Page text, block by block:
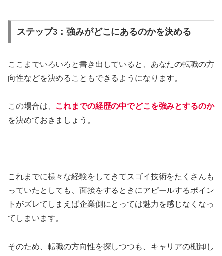
ステップ3：強みがどこにあるのかを決める
ここまでいろいろと書き出していると、あなたの転職の方
向性などを決めることもできるようになります。
この場合は、 これまでの経歴の中でどこを強みとするのか
を決めておきましょう。
これまでに様々な経験をしてきてスゴイ技術をたくさんも
っていたとしても、面接をするときにアピールするポイン
トがズレてしまえば企業側にとっては魅力を感じなくなっ
てしまいます。
そのため、転職の方向性を探しつつも、キャリアの棚卸し